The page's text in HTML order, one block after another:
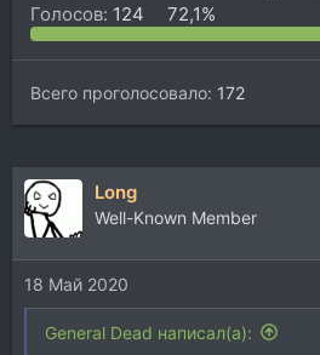
Голосов: 124 72,1%
Всего проголосовало 172
Long
Well-Known Member
18 Май 2020
General Dead написал(а):